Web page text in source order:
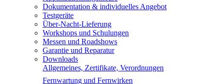
Dokumentation & individuelles Angebot
Testgeräte
Über-Nacht-Lieferung
Workshops und Schulungen
Messen und Roadshows
Garantie und Reparatur
Downloads
Allgemeines, Zertifikate, Verordnungen
Fernwartung und Fernwirken